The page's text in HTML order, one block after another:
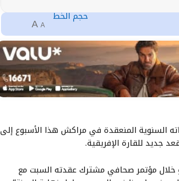
حجم الخط
A
A
السنوية المنعقدة في مراكش هذا الأسبوع إلى
جديد للقارة الإفريقية.
خلال مؤتمر صحافي مشترك عقدته السبت مع